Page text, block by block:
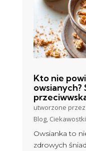
Kto nie
owsianych?
utworzone
Blog, Ciekawostki
Owsianka to
zdrowych